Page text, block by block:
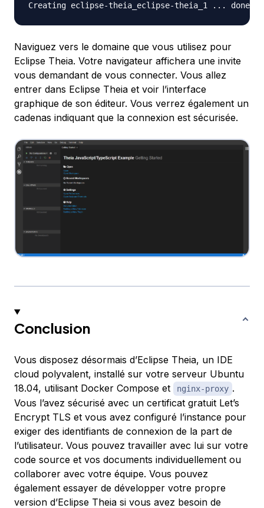
Naviguez vers le domaine que vous utilisez pour
Eclipse Theia. Votre navigateur affichera une invite
vous demandant de vous connecter. Vous allez
entrer dans Eclipse Theia et voir l’interface
graphique de son éditeur. Vous verrez également un
cadenas indiquant que la connexion est sécurisée.
Conclusion
Vous disposez désormais d’Eclipse Theia, un IDE
cloud polyvalent, installé sur votre serveur Ubuntu
18.04, utilisant Docker Compose et
nginx-proxy .
Vous l’avez sécurisé avec un certificat gratuit Let’s
Encrypt TLS et vous avez configuré l’instance pour
exiger des identifiants de connexion de la part de
l’utilisateur. Vous pouvez travailler avec lui sur votre
code source et vos documents individuellement ou
collaborer avec votre équipe. Vous pouvez
également essayer de développer votre propre
version d’Eclipse Theia si vous avez besoin de